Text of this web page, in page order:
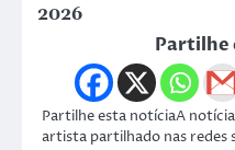
2026
Partilhe
Partilhe esta notíciaA
artista partilhado nas redes